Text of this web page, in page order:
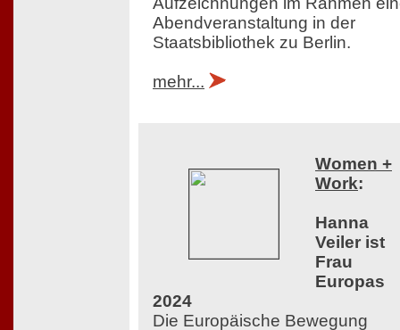
Abendveranstaltung in der
Staatsbibliothek zu Berlin.
mehr...
Women +
Work:
Hanna
Veiler ist
Frau
Europas
2024
Die Europäische Bewegung